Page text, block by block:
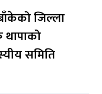
जिल्ला
थापाको
समिति